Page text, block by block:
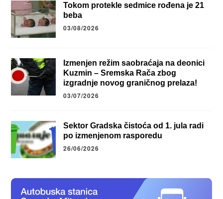
Tokom protekle sedmice rođena je 21
beba
03/08/2026
Izmenjen režim saobraćaja na deonici
Kuzmin – Sremska Rača zbog
izgradnje novog graničnog prelaza!
03/07/2026
Sektor Gradska čistoća od 1. jula radi
po izmenjenom rasporedu
26/06/2026